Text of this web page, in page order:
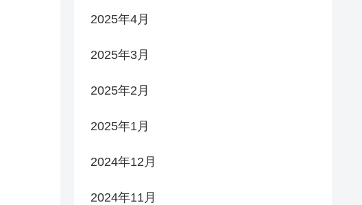
2025年4月
2025年3月
2025年2月
2025年1月
2024年12月
2024年11月